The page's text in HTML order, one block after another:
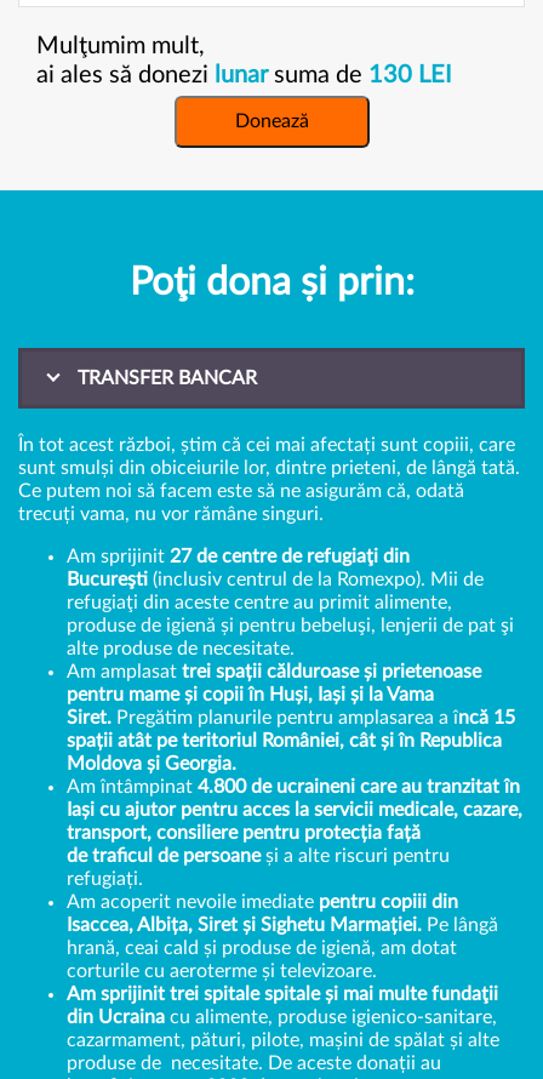
Mulţumim mult,
ai ales să donezi lunar suma de 130 LEI
Donează
Poţi dona ṣi prin:
TRANSFER BANCAR
În tot acest război, știm că cei mai afectați sunt copiii, care
sunt smulși din obiceiurile lor, dintre prieteni, de lângă tată.
Ce putem noi să facem este să ne asigurăm că, odată
trecuți vama, nu vor rămâne singuri.
Am sprijinit 27 de centre de refugiaţi din
Bucureşti (inclusiv centrul de la Romexpo). Mii de
refugiaţi din aceste centre au primit alimente,
produse de igienă și pentru bebeluşi, lenjerii de pat şi
alte produse de necesitate.
Am amplasat trei spații călduroase și prietenoase
pentru mame și copii în Huși, Iași și la Vama
Siret. Pregătim planurile pentru amplasarea a încă 15
spații atât pe teritoriul României, cât și în Republica
Moldova și Georgia.
Am întâmpinat 4.800 de ucraineni care au tranzitat în
Iași cu ajutor pentru acces la servicii medicale, cazare,
transport, consiliere pentru protecția față
de traficul de persoaneși a alte riscuri pentru
refugiați.
Am acoperit nevoile imediate pentru copiii din
Isaccea, Albița, Siret și Sighetu Marmației. Pe lângă
hrană, ceai cald și produse de igienă, am dotat
corturile cu aeroterme și televizoare.
Am sprijinit trei spitale spitale și mai multe fundaţii
din Ucraina cu alimente, produse igienico-sanitare,
cazarmament, pături, pilote, mașini de spălat și alte
produse de necesitate. De aceste donații au